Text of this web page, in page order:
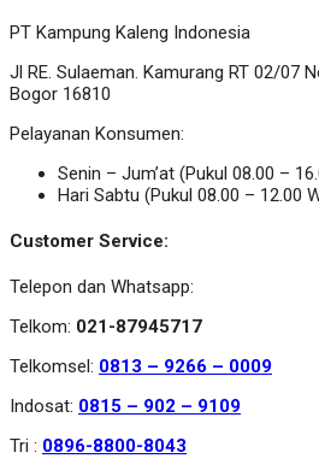
PT Kampung Kaleng Indonesia
Jl RE. Sulaeman. Kamurang RT 02/07
Bogor 16810
Pelayanan Konsumen:
Senin – Jum’at (Pukul 08.00 –
Hari Sabtu (Pukul 08.00 – 12.00
Customer Service:
Telepon dan Whatsapp:
Telkom: 021-87945717
Telkomsel: 0813 – 9266 – 0009
Indosat: 0815 – 902 – 9109
Tri : 0896-8800-8043